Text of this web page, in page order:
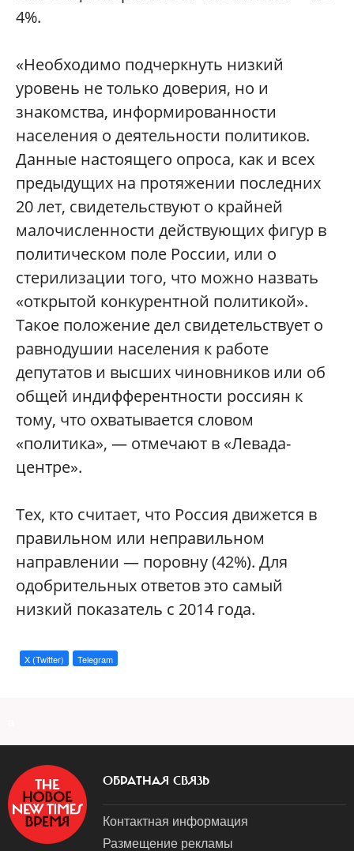
4%.
«Необходимо подчеркнуть низкий
уровень не только доверия, но и
знакомства, информированности
населения о деятельности политиков.
Данные настоящего опроса, как и всех
предыдущих на протяжении последних
20 лет, свидетельствуют о крайней
малочисленности действующих фигур в
политическом поле России, или о
стерилизации того, что можно назвать
«открытой конкурентной политикой».
Такое положение дел свидетельствует о
равнодушии населения к работе
депутатов и высших чиновников или об
общей индифферентности россиян к
тому, что охватывается словом
«политика», — отмечают в «Левада-
центре».
Тех, кто считает, что Россия движется в
правильном или неправильном
направлении — поровну (42%). Для
одобрительных ответов это самый
низкий показатель с 2014 года.
X (Twitter) Telegram
ОБРАТНАЯ СВЯЗЬ
Контактная информация
Размещение рекламы